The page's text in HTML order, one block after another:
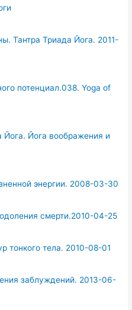
Тантра Триада Йога. 2011-
потенциал.038. Yoga of
Йога. Йога воображения и
энергии. 2008-03-30
смерти.2010-04-25
тонкого тела. 2010-08-01
заблуждений. 2013-06-